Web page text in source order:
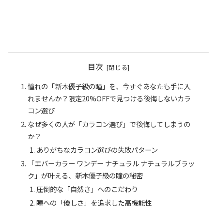
目次
憧れの「新木優子級の瞳」を、今すぐあなたも手に入
れませんか？限定20%OFFで見つける後悔しないカラ
コン選び
なぜ多くの人が「カラコン選び」で後悔してしまうの
か？
ありがちなカラコン選びの失敗パターン
「エバーカラー ワンデー ナチュラル ナチュラルブラッ
ク」が叶える、新木優子級の瞳の秘密
圧倒的な「自然さ」へのこだわり
瞳への「優しさ」を追求した高機能性